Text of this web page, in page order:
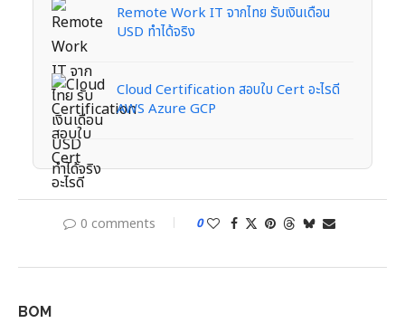
Remote Work IT จากไทย รับเงินเดือน
USD ทำได้จริง
Cloud Certification สอบใบ Cert อะไรดี
AWS Azure GCP
0 comments 0
BOM